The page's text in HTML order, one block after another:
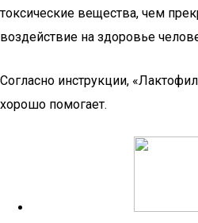
токсические вещества, чем
воздействие на здоровье
Согласно инструкции,
хорошо помогает.